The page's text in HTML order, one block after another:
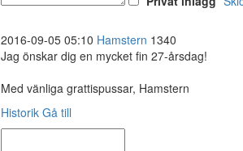
2016-09-05 05:10 Hamstern 1340
Jag önskar dig en mycket fin 27-årsdag!
Med vänliga grattispussar, Hamstern
Historik Gå till